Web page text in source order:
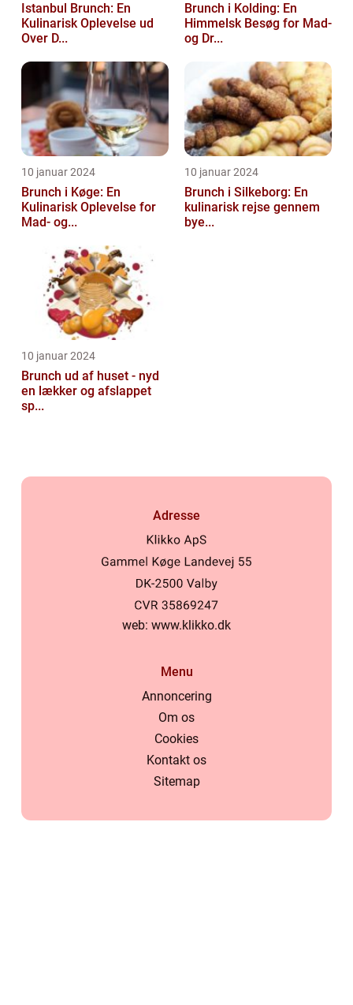
Istanbul Brunch: En
Kulinarisk Oplevelse ud
Over D...
Brunch i Kolding: En
Himmelsk Besøg for Mad-
og Dr...
10 januar 2024
Brunch i Køge: En
Kulinarisk Oplevelse for
Mad- og...
10 januar 2024
Brunch i Silkeborg: En
kulinarisk rejse gennem
bye...
10 januar 2024
Brunch ud af huset - nyd
en lækker og afslappet
sp...
Adresse
web: www.klikko.dk
Menu
Annoncering
Om os
Cookies
Kontakt os
Sitemap